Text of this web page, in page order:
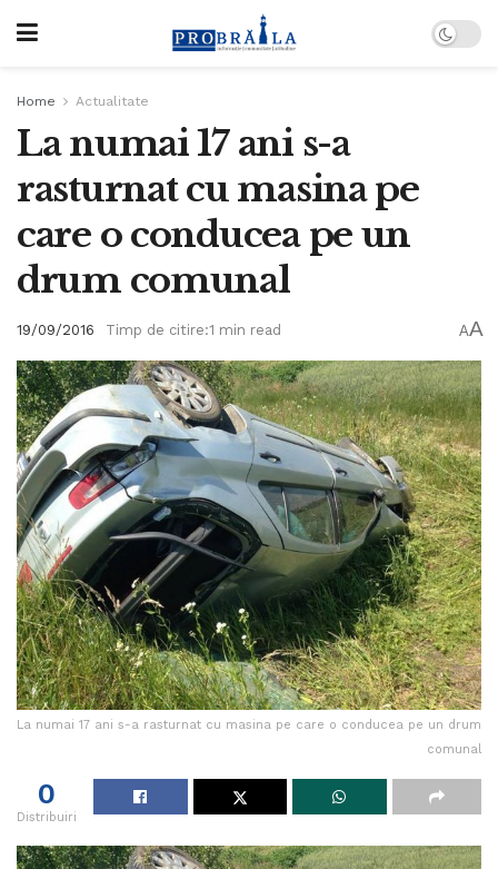
Home Actualitate
La numai 17 ani s-a
rasturnat cu masina pe
care o conducea pe un
drum comunal
19/09/2016 Timp de citire:1 min read AA
La numai 17 ani s-a rasturnat cu masina pe care o conducea pe un drum
comunal
0
Distribuiri